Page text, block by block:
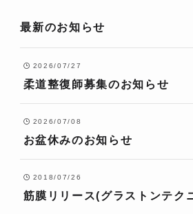
最新のお知らせ
2026/07/27
柔道整復師募集のお知らせ
2026/07/08
お盆休みのお知らせ
2018/07/26
筋膜リリース(グラストンテク